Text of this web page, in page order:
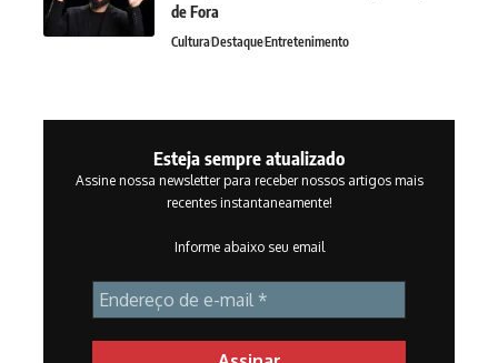
de Fora
CulturaDestaqueEntretenimento
Esteja sempre atualizado
Assine nossa newsletter para receber nossos artigos mais
recentes instantaneamente!
Informe abaixo seu email